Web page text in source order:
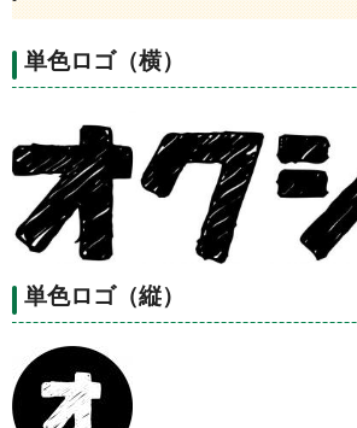
単色ロゴ（横）
単色ロゴ（縦）